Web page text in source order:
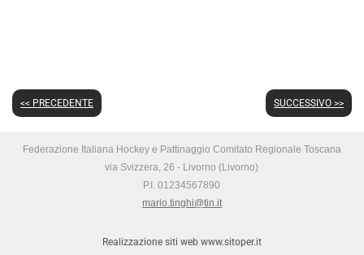
<< PRECEDENTE SUCCESSIVO >>
Federazione Italiana Hockey e Pattinaggio Comitato Regionale Toscana
via Svizzera, 26 - Livorno (Livorno)
P.I. 01234567890
mario.tinghi@tin.it
Realizzazione siti web www.sitoper.it